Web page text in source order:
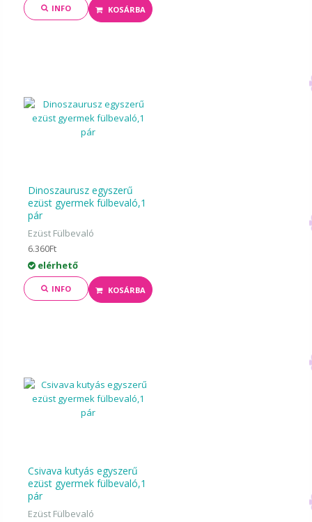
INFO KOSÁRBA
Dinoszaurusz egyszerű
ezüst gyermek fülbevaló,1
pár
Ezüst Fülbevaló
6.360Ft
elérhető
INFO KOSÁRBA
Csivava kutyás egyszerű
ezüst gyermek fülbevaló,1
pár
Ezüst Fülbevaló